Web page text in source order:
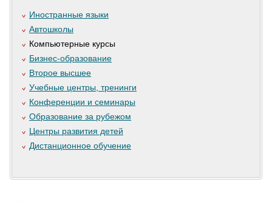
Иностранные языки
Автошколы
Компьютерные курсы
Бизнес-образование
Второе высшее
Учебные центры, тренинги
Конференции и семинары
Образование за рубежом
Центры развития детей
Дистанционное обучение